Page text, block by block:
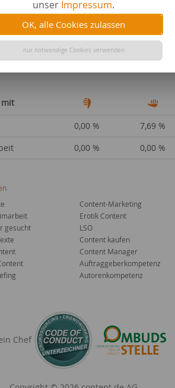
unser Impressum.
OK, alle Cookies zulassen
nur notwendige Cookies verwenden
0,00 % 7,69 %
0,00 % 0,00 %
gesucht
Content-Marketing
Erotik Content
LSO
Content kaufen
Content Manager
Auftraggeberkompetenz
Autorenkompetenz